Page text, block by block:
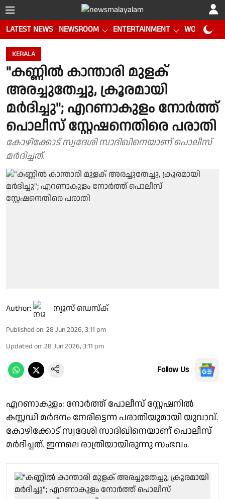
LATEST NEWS NEWSROOM ENTERTAINMENT WORLD CUP
KERALA
"കണ്ണിൽ കാന്താരി മുളക്
അരച്ചുതേച്ചു, ക്രൂരമായി
മർദിച്ചു"; എറണാകുളം നോർത്ത്
പൊലീസ് സ്റ്റേഷനെതിരെ പരാതി
കോഴിക്കോട് സ്വദേശി സാദിഖിനെയാണ് പൊലീസ്
മർദിച്ചത്.
Author: ന്യൂസ് ഡെസ്ക്
Published on: 28 Jun 2026, 3:11 pm
Updated on: 28 Jun 2026, 3:11 pm
Follow Us
എറണാകുളം: നോർത്ത് പോലീസ് സ്റ്റേഷനിൽ
കസ്റ്റഡി മർദനം നേരിട്ടെന്ന പരാതിയുമായി യുവാവ്.
കോഴിക്കോട് സ്വദേശി സാദിഖിനെയാണ് പൊലീസ്
മർദിച്ചത്. ഇന്നലെ രാത്രിയായിരുന്നു സംഭവം.